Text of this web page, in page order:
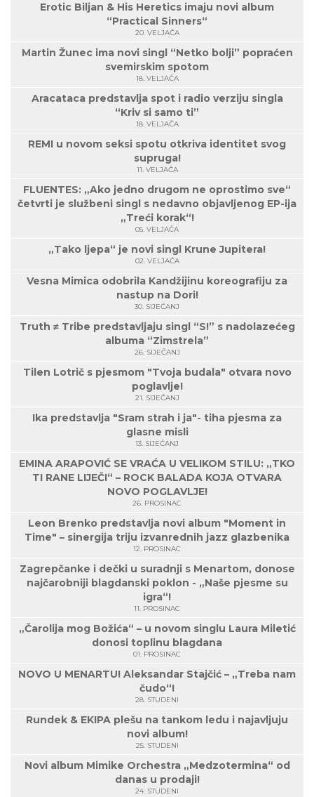
Erotic Biljan & His Heretics imaju novi album
“Practical Sinners“
20. VELJAČA
Martin Žunec ima novi singl “Netko bolji” popraćen
svemirskim spotom
18. VELJAČA
Aracataca predstavlja spot i radio verziju singla
“Kriv si samo ti”
18. VELJAČA
REMI u novom seksi spotu otkriva identitet svog
supruga!
11. VELJAČA
FLUENTES: „Ako jedno drugom ne oprostimo sve“
četvrti je službeni singl s nedavno objavljenog EP-ija
„Treći korak“!
05. VELJAČA
„Tako ljepa“ je novi singl Krune Jupitera!
02. VELJAČA
Vesna Mimica odobrila Kandžijinu koreografiju za
nastup na Dori!
30. SIJEČANJ
Truth ≠ Tribe predstavljaju singl “S!” s nadolazećeg
albuma “Zimstrela”
26. SIJEČANJ
Tilen Lotrič s pjesmom "Tvoja budala" otvara novo
poglavlje!
21. SIJEČANJ
Ika predstavlja "Sram strah i ja"- tiha pjesma za
glasne misli
13. SIJEČANJ
EMINA ARAPOVIĆ SE VRAĆA U VELIKOM STILU: „TKO
TI RANE LIJEČI“ – ROCK BALADA KOJA OTVARA
NOVO POGLAVLJE!
26. PROSINAC
Leon Brenko predstavlja novi album "Moment in
Time" – sinergija triju izvanrednih jazz glazbenika
12. PROSINAC
Zagrepčanke i dečki u suradnji s Menartom, donose
najčarobniji blagdanski poklon - „Naše pjesme su
igra“!
11. PROSINAC
„Čarolija mog Božića“ – u novom singlu Laura Miletić
donosi toplinu blagdana
01. PROSINAC
NOVO U MENARTU! Aleksandar Stajčić – „Treba nam
čudo“!
28. STUDENI
Rundek & EKIPA plešu na tankom ledu i najavljuju
novi album!
25. STUDENI
Novi album Mimike Orchestra „Medzotermina“ od
danas u prodaji!
24. STUDENI